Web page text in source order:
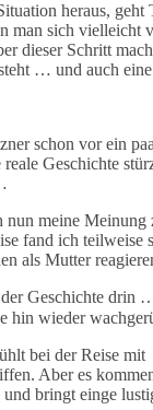
heraus,
man sich
dieser Schritt
… und auch
schon vor ein
Geschichte
meine
fand ich teilweise
als Mutter
Geschichte drin
hin wieder
bei der Reise
Aber es
bringt einge